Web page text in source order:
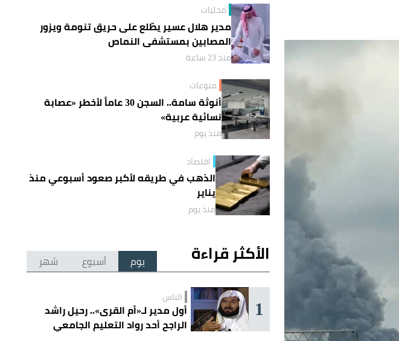
محليات
مدير هلال عسير يطّلع على حريق تنومة ويزور
المصابين بمستشفى النماص
منذ 23 ساعة
منوعات
أنوثة سامة.. السجن 30 عاماً لأخطر «عصابة
نسائية عربية»
منذ يوم
اقتصاد
الذهب في طريقه لأكبر صعود أسبوعي منذ
يناير
منذ يوم
الأكثر قراءة يوم أسبوع شهر
1 الناس
أول مدير لـ«أم القرى».. رحيل راشد
الراجح أحد رواد التعليم الجامعي